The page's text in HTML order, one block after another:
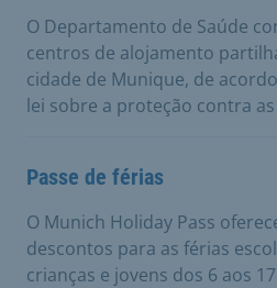
O Departamento de Saúde
centros de alojamento
cidade de Munique, de
lei sobre a proteção contra
Passe de férias
O Munich Holiday Pass
descontos para as férias
crianças e jovens dos 6 aos